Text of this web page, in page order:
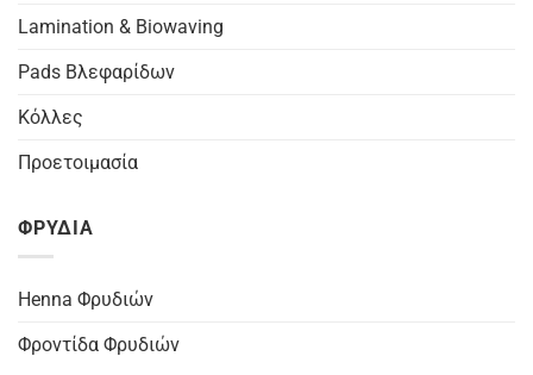
Lamination & Biowaving
Pads Βλεφαρίδων
Κόλλες
Προετοιμασία
ΦΡΥΔΙΑ
Henna Φρυδιών
Φροντίδα Φρυδιών